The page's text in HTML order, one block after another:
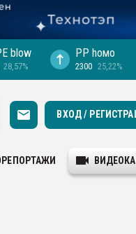
blow
28,57%
PP hомо
2300 25,22%
ВХОД /